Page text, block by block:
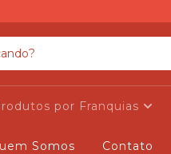
por Franquias
Somos Contato